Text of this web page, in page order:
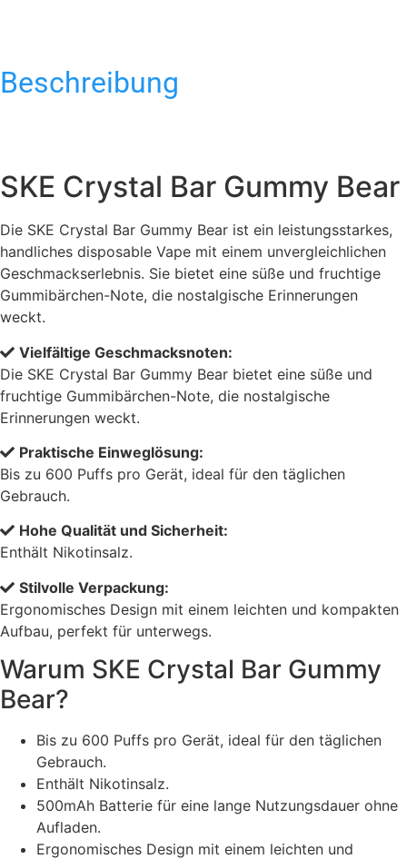
Beschreibung
SKE Crystal Bar Gummy Bear
Die SKE Crystal Bar Gummy Bear ist ein leistungsstarkes,
handliches disposable Vape mit einem unvergleichlichen
Geschmackserlebnis. Sie bietet eine süße und fruchtige
Gummibärchen-Note, die nostalgische Erinnerungen
weckt.
Vielfältige Geschmacksnoten:
Die SKE Crystal Bar Gummy Bear bietet eine süße und
fruchtige Gummibärchen-Note, die nostalgische
Erinnerungen weckt.
Praktische Einweglösung:
Bis zu 600 Puffs pro Gerät, ideal für den täglichen
Gebrauch.
Hohe Qualität und Sicherheit:
Enthält Nikotinsalz.
Stilvolle Verpackung:
Ergonomisches Design mit einem leichten und kompakten
Aufbau, perfekt für unterwegs.
Warum SKE Crystal Bar Gummy
Bear?
Bis zu 600 Puffs pro Gerät, ideal für den täglichen
Gebrauch.
Enthält Nikotinsalz.
500mAh Batterie für eine lange Nutzungsdauer ohne
Aufladen.
Ergonomisches Design mit einem leichten und